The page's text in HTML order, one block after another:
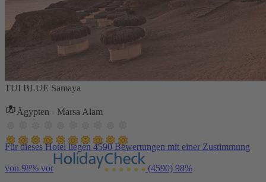
TUI BLUE Samaya
Ägypten - Marsa Alam
Für dieses Hotel liegen 4590 Bewertungen mit einer Zustimmung
von 98% vor (4590) 98%